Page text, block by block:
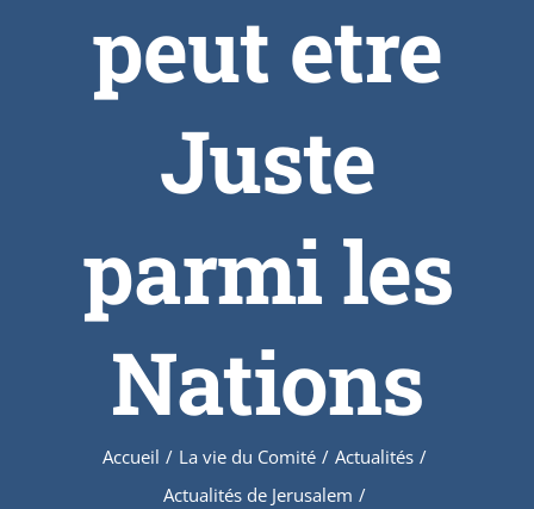
peut etre
Juste
parmi les
Nations
Accueil / La vie du Comité / Actualités /
Actualités de Jerusalem /